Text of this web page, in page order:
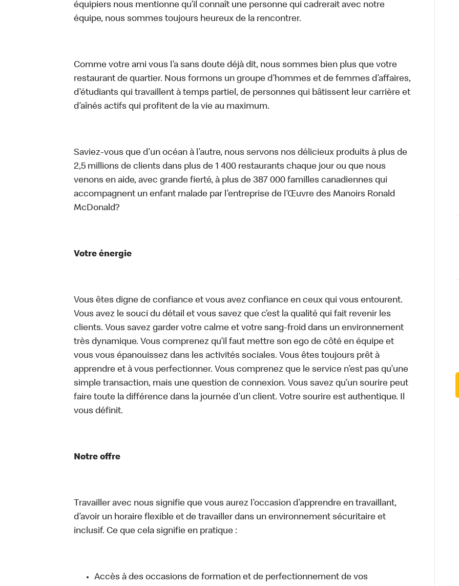
équipiers nous mentionne qu’il connaît une personne qui cadrerait avec notre
équipe, nous sommes toujours heureux de la rencontrer.
Comme votre ami vous l’a sans doute déjà dit, nous sommes bien plus que votre
restaurant de quartier. Nous formons un groupe d’hommes et de femmes d’affaires,
d’étudiants qui travaillent à temps partiel, de personnes qui bâtissent leur carrière et
d’aînés actifs qui profitent de la vie au maximum.
Saviez-vous que d’un océan à l’autre, nous servons nos délicieux produits à plus de
2,5 millions de clients dans plus de 1 400 restaurants chaque jour ou que nous
venons en aide, avec grande fierté, à plus de 387 000 familles canadiennes qui
accompagnent un enfant malade par l’entreprise de l’Œuvre des Manoirs Ronald
McDonald?
Votre énergie
Vous êtes digne de confiance et vous avez confiance en ceux qui vous entourent.
Vous avez le souci du détail et vous savez que c’est la qualité qui fait revenir les
clients. Vous savez garder votre calme et votre sang-froid dans un environnement
très dynamique. Vous comprenez qu’il faut mettre son ego de côté en équipe et
vous vous épanouissez dans les activités sociales. Vous êtes toujours prêt à
apprendre et à vous perfectionner. Vous comprenez que le service n’est pas qu’une
simple transaction, mais une question de connexion. Vous savez qu’un sourire peut
faire toute la différence dans la journée d’un client. Votre sourire est authentique. Il
vous définit.
Notre offre
Travailler avec nous signifie que vous aurez l’occasion d’apprendre en travaillant,
d’avoir un horaire flexible et de travailler dans un environnement sécuritaire et
inclusif. Ce que cela signifie en pratique :
Accès à des occasions de formation et de perfectionnement de vos